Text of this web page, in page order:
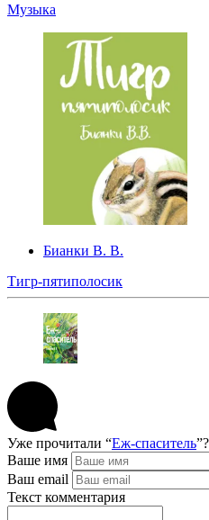
Музыка
Бианки В. В.
Тигр-пятиполосик
Уже прочитали “Еж-спаситель
Ваше имя
Ваш email
Текст комментария